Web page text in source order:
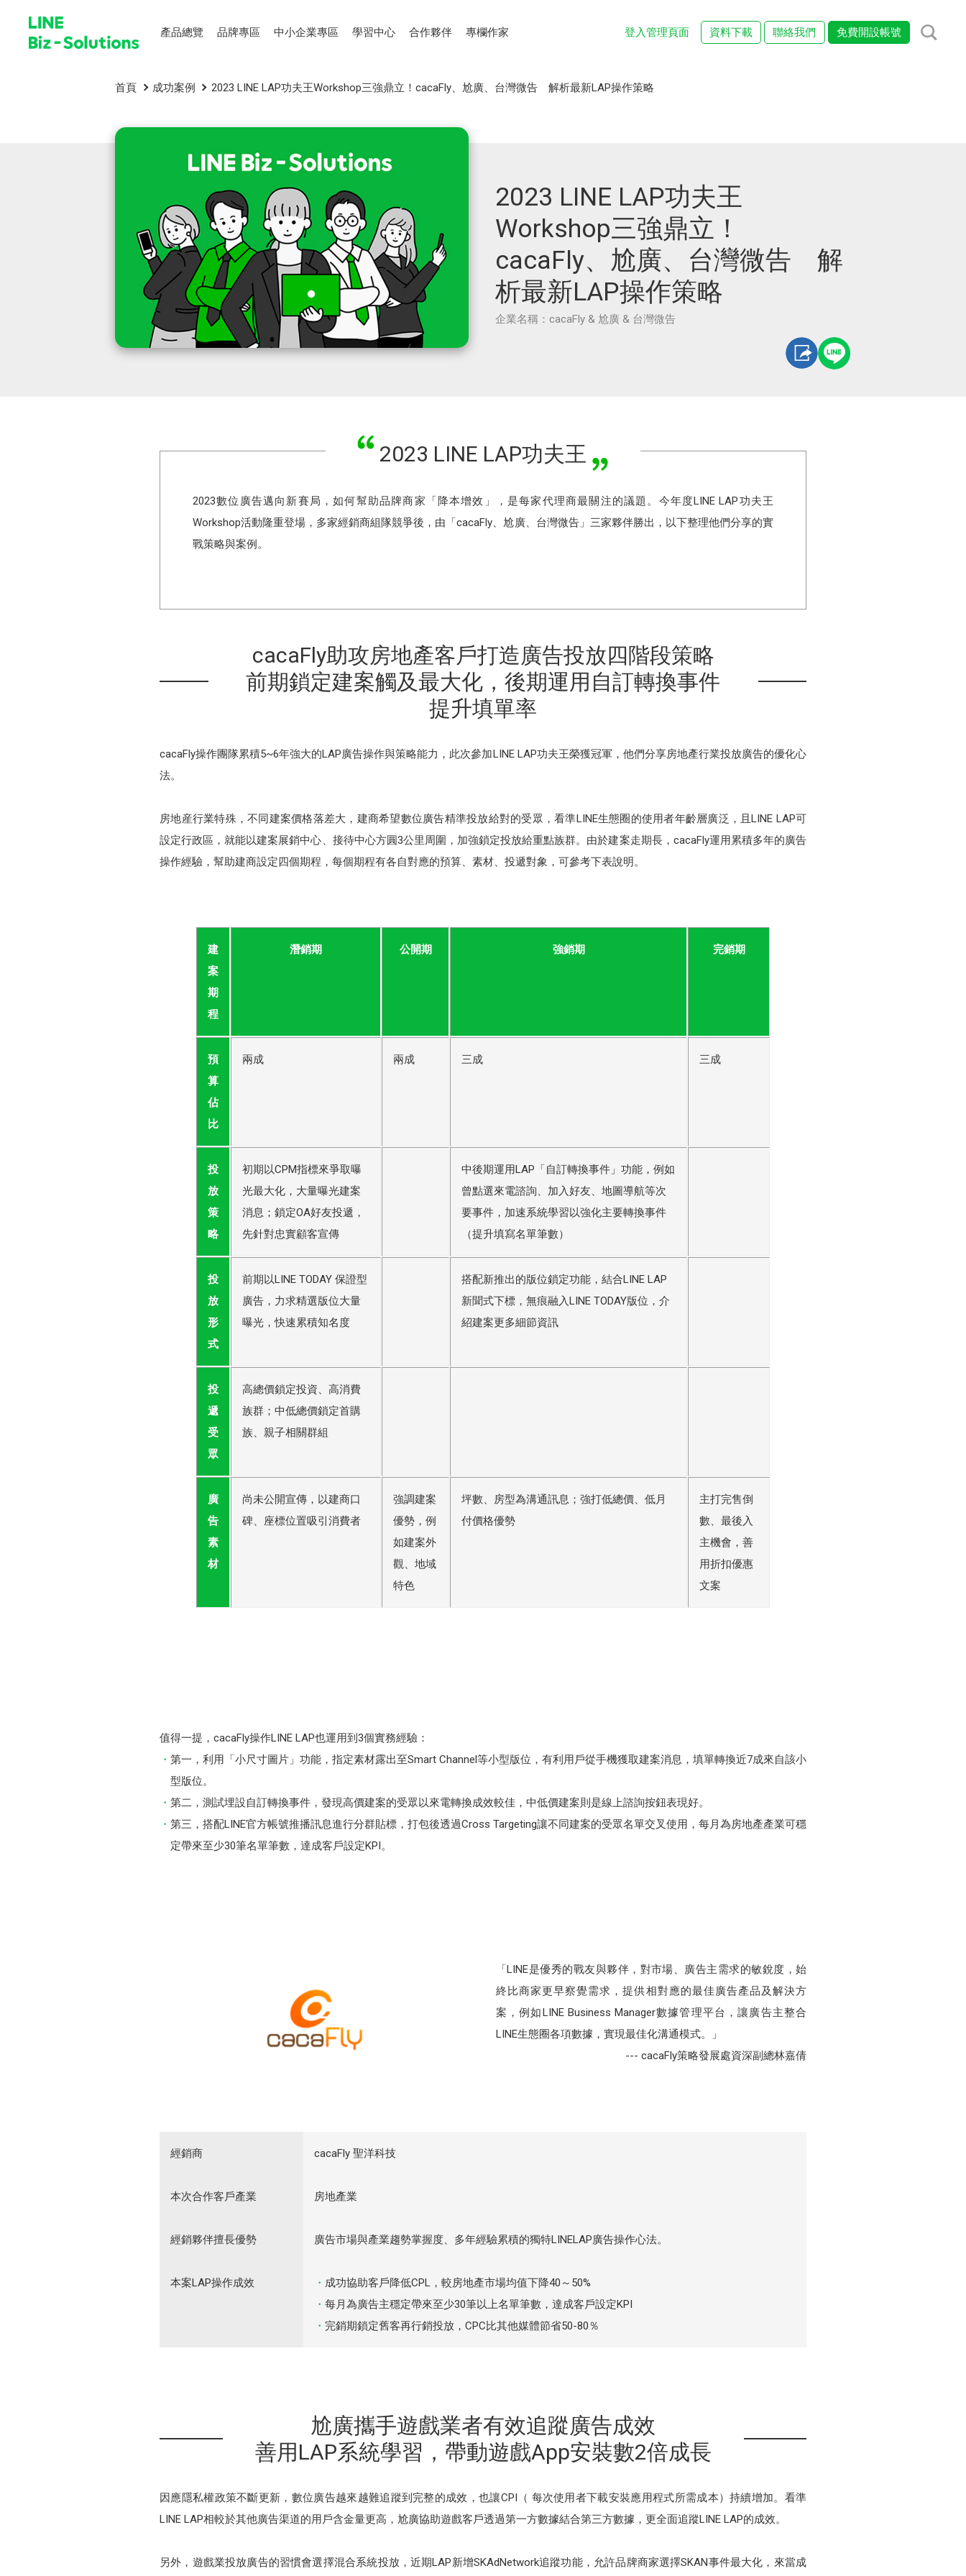
產品總覽 品牌專區 中小企業專區 學習中心 合作夥伴 專欄作家 登入管理頁面 資料下載 聯絡我們 免費開設帳號
首頁 成功案例 2023 LINE LAP功夫王Workshop三強鼎立！cacaFly、尬廣、台灣微告 解析最新LAP操作策略
2023 LINE LAP功夫王
Workshop三強鼎立！
cacaFly、尬廣、台灣微告 解
析最新LAP操作策略
企業名稱：cacaFly & 尬廣 & 台灣微告
2023 LINE LAP功夫王
2023數位廣告邁向新賽局，如何幫助品牌商家「降本增效」，是每家代理商最關注的議題。今年度LINE LAP功夫王
Workshop活動隆重登場，多家經銷商組隊競爭後，由「cacaFly、尬廣、台灣微告」三家夥伴勝出，以下整理他們分享的實
戰策略與案例。
cacaFly助攻房地產客戶打造廣告投放四階段策略
前期鎖定建案觸及最大化，後期運用自訂轉換事件
提升填單率
cacaFly操作團隊累積5~6年強大的LAP廣告操作與策略能力，此次參加LINE LAP功夫王榮獲冠軍，他們分享房地產行業投放廣告的優化心
法。
房地産行業特殊，不同建案價格落差大，建商希望數位廣告精準投放給對的受眾，看準LINE生態圈的使用者年齡層廣泛，且LINE LAP可
設定行政區，就能以建案展銷中心、接待中心方圓3公里周圍，加強鎖定投放給重點族群。由於建案走期長，cacaFly運用累積多年的廣告
操作經驗，幫助建商設定四個期程，每個期程有各自對應的預算、素材、投遞對象，可參考下表說明。
建
案
期
程
潛銷期 公開期 強銷期 完銷期
預
算
佔
比
兩成 兩成 三成 三成
投
放
策
略
初期以CPM指標來爭取曝
光最大化，大量曝光建案
消息；鎖定OA好友投遞，
先針對忠實顧客宣傳
中後期運用LAP「自訂轉換事件」功能，例如
曾點選來電諮詢、加入好友、地圖導航等次
要事件，加速系統學習以強化主要轉換事件
（提升填寫名單筆數）
投
放
形
式
前期以LINE TODAY 保證型
廣告，力求精選版位大量
曝光，快速累積知名度
搭配新推出的版位鎖定功能，結合LINE LAP
新聞式下標，無痕融入LINE TODAY版位，介
紹建案更多細節資訊
投
遞
受
眾
高總價鎖定投資、高消費
族群；中低總價鎖定首購
族、親子相關群組
廣
告
素
材
尚未公開宣傳，以建商口
碑、座標位置吸引消費者
強調建案
優勢，例
如建案外
觀、地域
特色
坪數、房型為溝通訊息；強打低總價、低月
付價格優勢
主打完售倒
數、最後入
主機會，善
用折扣優惠
文案
值得一提，cacaFly操作LINE LAP也運用到3個實務經驗：
第一，利用「小尺寸圖片」功能，指定素材露出至Smart Channel等小型版位，有利用戶從手機獲取建案消息，填單轉換近7成來自該小
型版位。
第二，測試埋設自訂轉換事件，發現高價建案的受眾以來電轉換成效較佳，中低價建案則是線上諮詢按鈕表現好。
第三，搭配LINE官方帳號推播訊息進行分群貼標，打包後透過Cross Targeting讓不同建案的受眾名單交叉使用，每月為房地產產業可穩
定帶來至少30筆名單筆數，達成客戶設定KPI。
「LINE是優秀的戰友與夥伴，對市場、廣告主需求的敏銳度，始
終比商家更早察覺需求，提供相對應的最佳廣告產品及解決方
案，例如LINE Business Manager數據管理平台，讓廣告主整合
LINE生態圈各項數據，實現最佳化溝通模式。」
--- cacaFly策略發展處資深副總林嘉倩
經銷商 cacaFly 聖洋科技
本次合作客戶產業 房地產業
經銷夥伴擅長優勢 廣告市場與產業趨勢掌握度、多年經驗累積的獨特LINELAP廣告操作心法。
本案LAP操作成效
成功協助客戶降低CPL，較房地產市場均值下降40～50%
每月為廣告主穩定帶來至少30筆以上名單筆數，達成客戶設定KPI
完銷期鎖定舊客再行銷投放，CPC比其他媒體節省50-80％
尬廣攜手遊戲業者有效追蹤廣告成效
善用LAP系統學習，帶動遊戲App安裝數2倍成長
因應隱私權政策不斷更新，數位廣告越來越難追蹤到完整的成效，也讓CPI（ 每次使用者下載安裝應用程式所需成本）持續增加。看準
LINE LAP相較於其他廣告渠道的用戶含金量更高，尬廣協助遊戲客戶透過第一方數據結合第三方數據，更全面追蹤LINE LAP的成效。
另外，遊戲業投放廣告的習慣會選擇混合系統投放，近期LAP新增SKAdNetwork追蹤功能，允許品牌商家選擇SKAN事件最大化，來當成